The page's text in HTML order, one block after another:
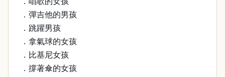
．彈吉他的男孩
．跳躍男孩
．拿氣球的女孩
．比基尼女孩
．撐著傘的女孩